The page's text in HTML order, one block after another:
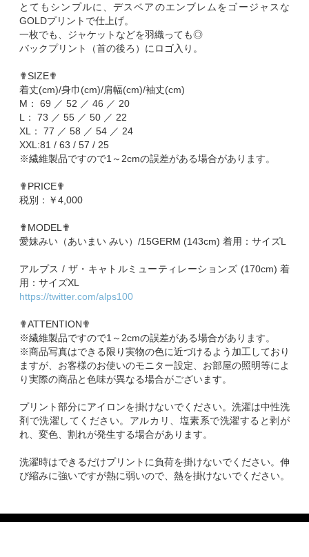
とてもシンプルに、デスベアのエンブレムをゴージャスな
GOLDプリントで仕上げ。
一枚でも、ジャケットなどを羽織っても◎
バックプリント（首の後ろ）にロゴ入り。
✟SIZE✟
着丈(cm)/身巾(cm)/肩幅(cm)/袖丈(cm)
M： 69 ／ 52 ／ 46 ／ 20
L： 73 ／ 55 ／ 50 ／ 22
XL： 77 ／ 58 ／ 54 ／ 24
XXL:81 / 63 / 57 / 25
※繊維製品ですので1～2cmの誤差がある場合があります。
✟PRICE✟
税別：￥4,000
✟MODEL✟
愛妹みい（あいまい みい）/15GERM (143cm) 着用：サイズL
アルプス / ザ・キャトルミューティレーションズ (170cm) 着
用：サイズXL
https://twitter.com/alps100
✟ATTENTION✟
※繊維製品ですので1～2cmの誤差がある場合があります。
※商品写真はできる限り実物の色に近づけるよう加工しており
ますが、お客様のお使いのモニター設定、お部屋の照明等によ
り実際の商品と色味が異なる場合がございます。
プリント部分にアイロンを掛けないでください。洗濯は中性洗
剤で洗濯してください。アルカリ、塩素系で洗濯すると剥が
れ、変色、割れが発生する場合があります。
洗濯時はできるだけプリントに負荷を掛けないでください。伸
び縮みに強いですが熱に弱いので、熱を掛けないでください。